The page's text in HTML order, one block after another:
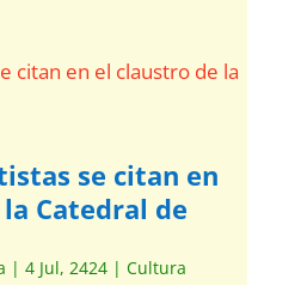
se citan en
Catedral de
| 4 Jul, 2424| Cultura